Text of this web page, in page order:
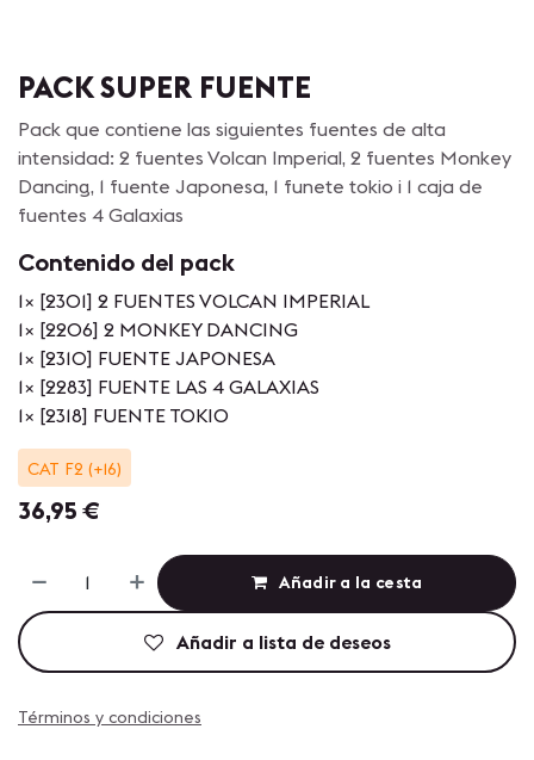
PACK SUPER FUENTE
Pack que contiene las siguientes fuentes de alta
intensidad: 2 fuentes Volcan Imperial, 2 fuentes Monkey
Dancing, 1 fuente Japonesa, 1 funete tokio i 1 caja de
fuentes 4 Galaxias
Contenido del pack
1× [2301] 2 FUENTES VOLCAN IMPERIAL
1× [2206] 2 MONKEY DANCING
1× [2310] FUENTE JAPONESA
1× [2283] FUENTE LAS 4 GALAXIAS
1× [2318] FUENTE TOKIO
CAT F2 (+16)
36,95 €
Añadir a la cesta
Añadir a lista de deseos
Términos y condiciones